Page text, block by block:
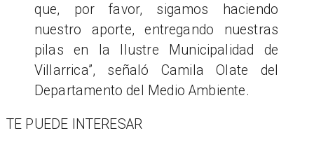
que, por favor, sigamos haciendo
nuestro aporte, entregando nuestras
pilas en la Ilustre Municipalidad de
Villarrica”, señaló Camila Olate del
Departamento del Medio Ambiente.
TE PUEDE INTERESAR